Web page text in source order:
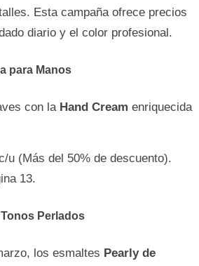
Esta campaña ofrece precios
diario y el color profesional.
para Manos
con la Hand Cream enriquecida
u (Más del 50% de descuento).
13.
Perlados
los esmaltes Pearly de